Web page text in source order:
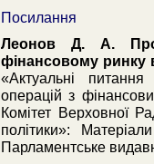
Посилання
Леонов Д. А.
фінансовому ринку
«Актуальні
операцій з
Комітет Верховної
політики»:
Парламентське